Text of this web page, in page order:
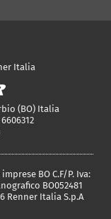
Italia
(BO) Italia
6606312
BO C.F/P. Iva:
BO052481
Renner Italia S.p.A